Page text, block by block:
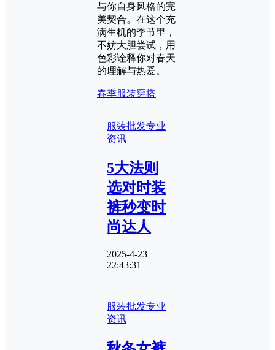
与你自身风格的完
美契合。在这个充
满生机的季节里，
不妨大胆尝试，用
色彩诠释你对春天
的理解与热爱。
春季服装穿搭
服装批发专业
资讯
5大法则
选对时装
裤秒变时
尚达人
2025-4-23
22:43:31
服装批发专业
资讯